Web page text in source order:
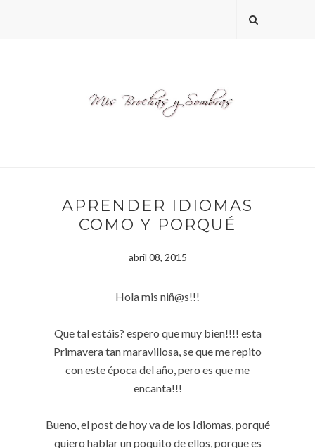
APRENDER IDIOMAS
COMO Y PORQUÉ
abril 08, 2015
Hola mis niñ@s!!!
Que tal estáis? espero que muy bien!!!! esta
Primavera tan maravillosa, se que me repito
con este época del año, pero es que me
encanta!!!
Bueno, el post de hoy va de los Idiomas, porqué
quiero hablar un poquito de ellos, porque es